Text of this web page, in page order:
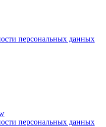
персональных данных
персональных данных